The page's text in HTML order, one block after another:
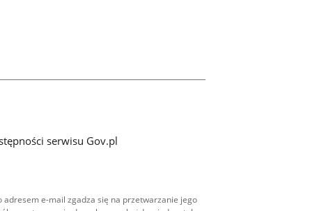
serwisu Gov.pl
e-mail zgadza się na przetwarzanie jego